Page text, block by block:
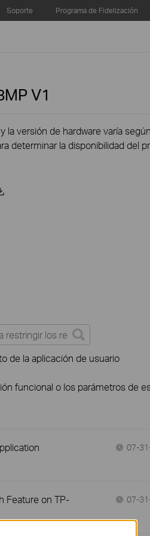
Soporte Programa de Fidelización
V1
la versión de hardware varía
determinar la disponibilidad del
de la aplicación de usuario
funcional o los parámetros de
07-
Feature on TP-
07-